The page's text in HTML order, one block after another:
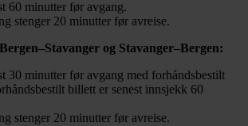
60 minutter før avgang.
stenger 20 minutter før avreise.
og Stavanger–Bergen:
30 minutter før avgang med forhåndsbestilt
billett er senest innsjekk 60
stenger 20 minutter før avreise.